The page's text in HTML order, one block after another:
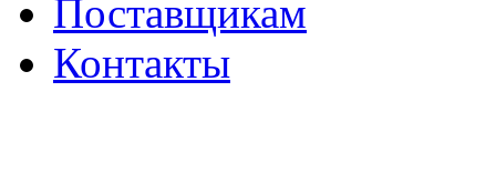
Поставщикам
Контакты